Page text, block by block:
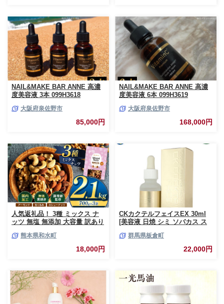
NAIL&MAKE BAR ANNE 高濃
度美容液 3本 099H3618
大阪府泉佐野市
85,000円
NAIL&MAKE BAR ANNE 高濃
度美容液 6本 099H3619
大阪府泉佐野市
168,000円
人気返礼品！ 3種 ミックス ナ
ッツ 無塩 無添加 大容量 訳あり
モンド くるみ カシューナッツ
おやつ 食事 代用 健康 美容 促
進 目視検査 独自ブレンド 無添
和水町 なごみ 訳あり 規格外 不
揃い
熊本県和水町
18,000円
CKカクテルフェイスEX 30ml
[美容液 日焼 シミ ソバカス ス
CKカクテルフェイスEX]
群馬県板倉町
22,000円